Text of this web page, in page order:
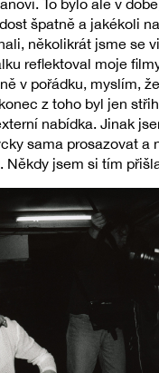
To bylo ale v
špatně a jakékoli
několikrát jsme se
reflektoval moje
v pořádku, myslím,
z toho byl jen
nabídka. Jinak
sama prosazovat a
Někdy jsem si tím